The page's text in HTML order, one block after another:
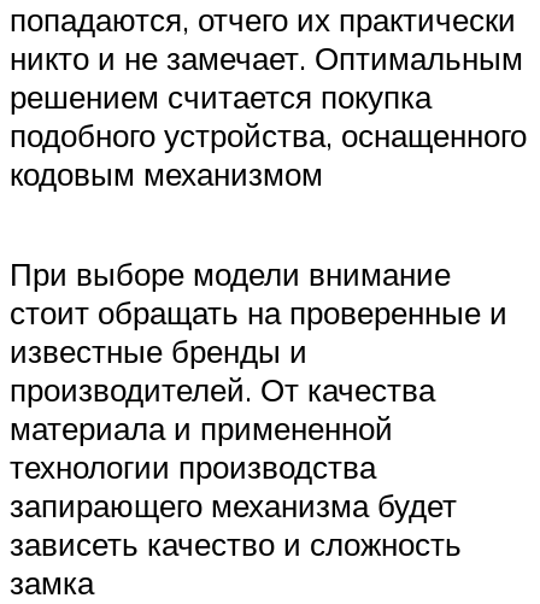
попадаются, отчего их практически
никто и не замечает. Оптимальным
решением считается покупка
подобного устройства, оснащенного
кодовым механизмом
При выборе модели внимание
стоит обращать на проверенные и
известные бренды и
производителей. От качества
материала и примененной
технологии производства
запирающего механизма будет
зависеть качество и сложность
замка